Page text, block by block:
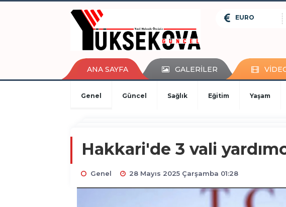
kaçak bahis
deneme bonusu veren siteler
EURO
ANA SAYFA GALERİLER
Genel Güncel Sağlık Eğitim Yaşam
Hakkari'de 3 vali
Genel 28 Mayıs 2025 Çarşamba 01:28